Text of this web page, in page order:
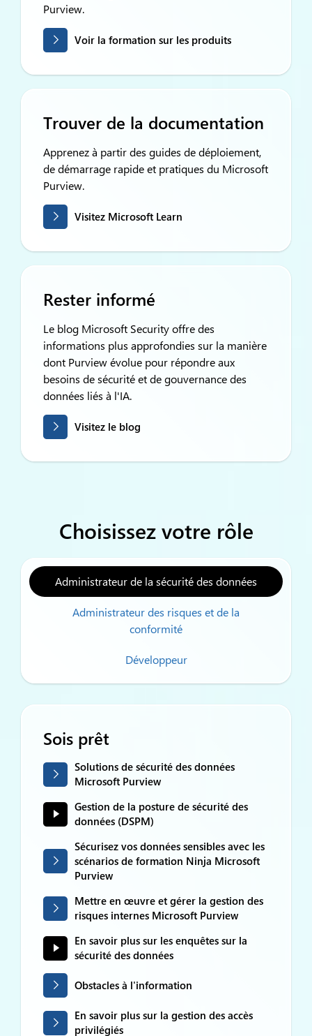
Purview.
Voir la formation sur les produits
Trouver de la documentation
Apprenez à partir des guides de déploiement,
de démarrage rapide et pratiques du Microsoft
Purview.
Visitez Microsoft Learn
Rester informé
Le blog Microsoft Security offre des
informations plus approfondies sur la manière
dont Purview évolue pour répondre aux
besoins de sécurité et de gouvernance des
données liés à l'IA.
Visitez le blog
Choisissez votre rôle
Administrateur de la sécurité des données
Administrateur des risques et de la
conformité
Développeur
Sois prêt
Solutions de sécurité des données
Microsoft Purview
Gestion de la posture de sécurité des
données (DSPM)
Sécurisez vos données sensibles avec les
scénarios de formation Ninja Microsoft
Purview
Mettre en œuvre et gérer la gestion des
risques internes Microsoft Purview
En savoir plus sur les enquêtes sur la
sécurité des données
Obstacles à l'information
En savoir plus sur la gestion des accès
privilégiés